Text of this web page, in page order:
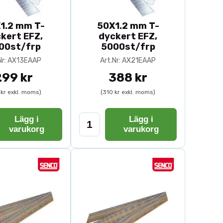
för professionella
panelmontage.
dig.
som kombinerar
precision och
mm T-
EFZ,
frp
AX13EAAP
kr
exkl. moms)
Lägg i
varukorg
50X1.2 mm T-
dyckert EFZ,
5000st/frp
Art.Nr: AX21EAAP
388 kr
(310 kr exkl. moms)
Lägg i
varukorg